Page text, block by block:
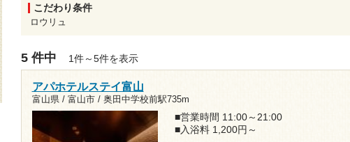
こだわり条件
ロウリュ
5 件中 1件～5件を表示
アパホテルステイ富山
富山県 / 富山市 / 奥田中学校前駅735m
■営業時間 11:00～21:00
■入浴料 1,200円～